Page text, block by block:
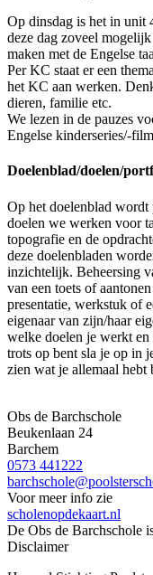
Op dinsdag is het in unit
deze dag zoveel
maken met de Engelse
Per KC staat er een
het KC aan werken.
dieren, familie etc.
We lezen in de pauzes
Engelse kinderseries/-
Doelenblad/doelen/
Op het doelenblad
doelen we werken voor
topografie en de
deze doelenbladen
inzichtelijk. Beheersing
van een toets of
presentatie, werkstuk of
eigenaar van zijn/haar
welke doelen je werkt
trots op bent sla je op in
zien wat je allemaal hebt
Obs de Barchschole
Beukenlaan 24
Barchem
0573 441222
Voor meer info zie
scholenopdekaart.nl
De Obs de Barchschole
Disclaimer